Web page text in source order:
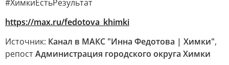
#ХимкиЕстьРезультат
https://max.ru/fedotova_khimki
Источник: Канал в МАКС "Инна Федотова | Химки",
репостАдминистрация городского округа Химки